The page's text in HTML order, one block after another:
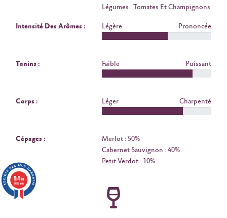
Légumes : Tomates Et Champignons
Intensité Des Arômes : Légère Prononcée
Tanins : Faible Puissant
Corps : Léger Charpenté
Cépages :
Merlot : 50%
Cabernet Sauvignon : 40%
Petit Verdot : 10%
9.4/10
3638 avis